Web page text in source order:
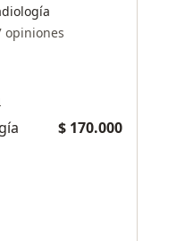
opiniones
$ 170.000